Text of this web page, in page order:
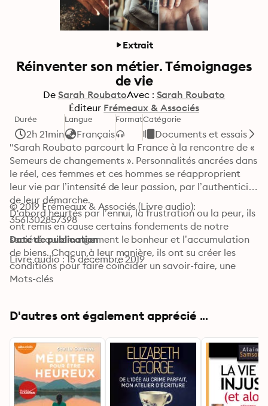
Extrait
Réinventer son métier. Témoignages
de vie
De Sarah RoubatoAvec : Sarah Roubato
Éditeur Frémeaux & Associés
Durée
2h 21min
Langue
Français
FormatCatégorie
Documents et essais
"Sarah Roubato parcourt la France à la rencontre de «
Semeurs de changements ». Personnalités ancrées dans
le réel, ces femmes et ces hommes se réapproprient
leur vie par l’intensité de leur passion, par l’authenticité
de leur démarche.
D'abord heurtés par l’ennui, la frustration ou la peur, ils
ont remis en cause certains fondements de notre
société qui amalgament le bonheur et l’accumulation
de biens. Chacun à leur manière, ils ont su créer les
conditions pour faire coïncider un savoir-faire, une
vision du monde et un mode de vie.
comment ils œuvrent leur métier, conscients de
entoure."
Lola Caul-Futy Frémeaux
Avec Alain le boulanger, Julien le musicien volant, Elie
le chanteur public, Olivier le paysan
© 2019 Frémeaux & Associés (Livre audio):
3561302857398
Date de publication
Livre audio : 15 décembre 2019
Mots-clés
D'autres ont également apprécié ...